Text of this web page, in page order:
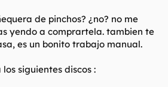
de pinchos? ¿no? no me
yendo a comprartela. tambien te
es un bonito trabajo manual.
siguientes discos :